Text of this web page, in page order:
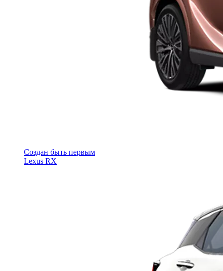
Cоздан быть первым
Lexus RX